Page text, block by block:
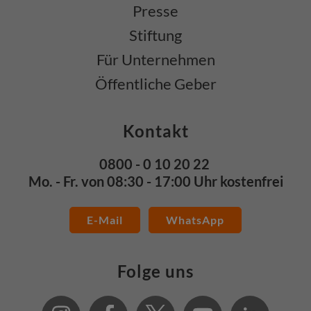
Presse
Stiftung
Für Unternehmen
Öffentliche Geber
Kontakt
0800 - 0 10 20 22
Mo. - Fr. von 08:30 - 17:00 Uhr kostenfrei
E-Mail WhatsApp
Folge uns